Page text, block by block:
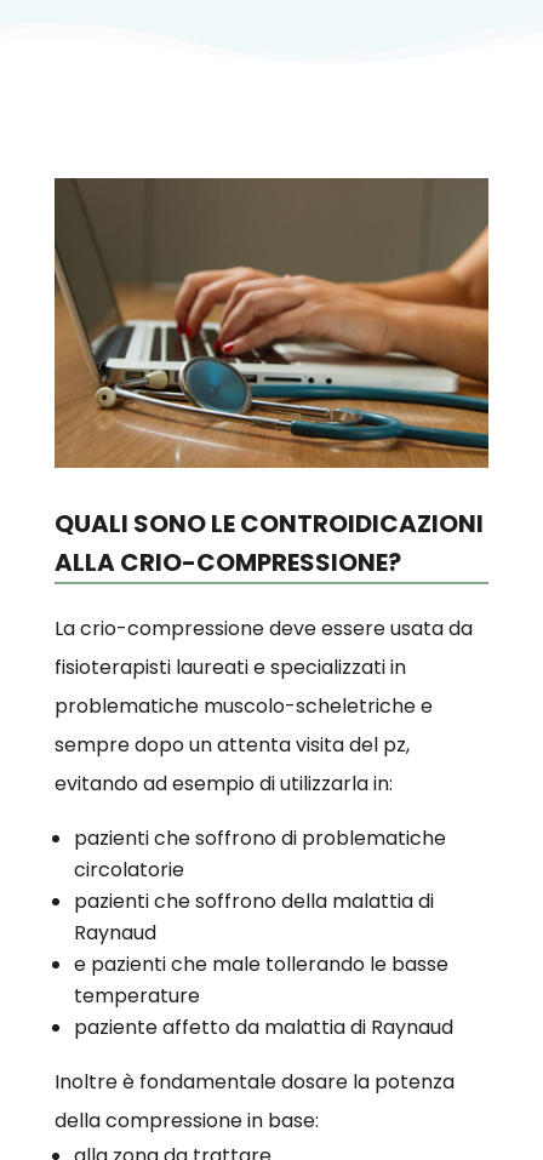
QUALI SONO LE CONTROIDICAZIONI
ALLA CRIO-COMPRESSIONE?
La crio-compressione deve essere usata da
fisioterapisti laureati e specializzati in
problematiche muscolo-scheletriche e
sempre dopo un attenta visita del pz,
evitando ad esempio di utilizzarla in:
pazienti che soffrono di problematiche
circolatorie
pazienti che soffrono della malattia di
Raynaud
e pazienti che male tollerando le basse
temperature
paziente affetto da malattia di Raynaud
Inoltre è fondamentale dosare la potenza
della compressione in base: